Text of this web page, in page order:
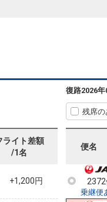
ライト差額
/1名
選択中
+2,600円
+1,200円
復路2026年
残席
便名
乗継便
2372
乗継便